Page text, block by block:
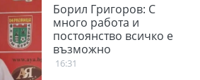
Борил Григоров: С
много работа и
постоянство всичко е
възможно
16:31